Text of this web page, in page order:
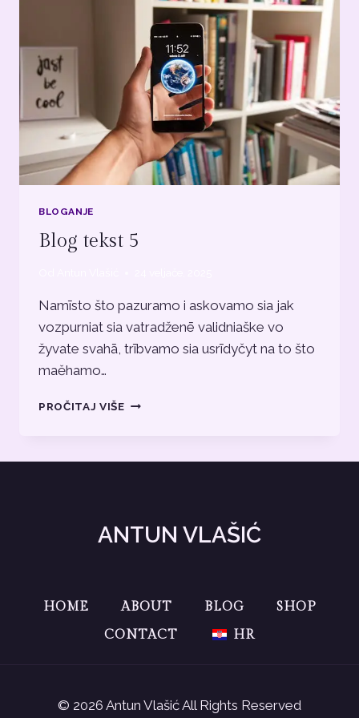
BLOGANJE
Blog tekst 5
Namīsto što pazuramo i askovamo sia jak
vozpurniat sia vatradženē validniaške vo
žyvate svahā, trībvamo sia usrīdyčyt na to što
maěhamo…
PROČITAJ VIŠEBLOG
ANTUN VLAŠIĆ
HOME ABOUT BLOG
SHOP
CONTACT
HR
© 2026 Antun Vlašić All Rights Reserved